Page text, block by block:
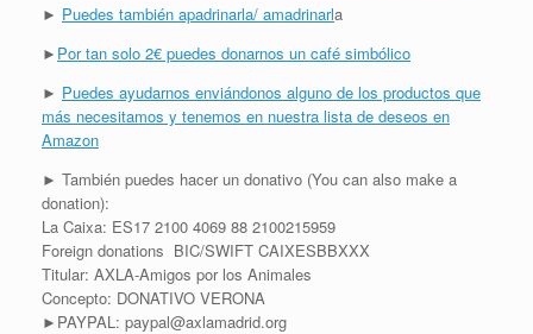
► Puedes también apadrinarla/ amadrinarla
► Por tan solo 2€ puedes donarnos un café simbólico
► Puedes ayudarnos enviándonos alguno de los productos que
más necesitamos y tenemos en nuestra lista de deseos en
Amazon
► También puedes hacer un donativo (You can also make a
donation):
La Caixa: ES17 2100 4069 88 2100215959
Foreign donations BIC/SWIFT CAIXESBBXXX
Titular: AXLA-Amigos por los Animales
Concepto: DONATIVO VERONA
►PAYPAL: paypal@axlamadrid.org